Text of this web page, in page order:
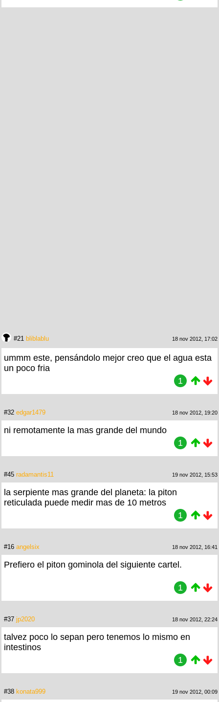
#21 bliblablu 18 nov 2012, 17:02
ummm este, pensándolo mejor creo que el agua esta
un poco fria
1
#32 edgar1479 18 nov 2012, 19:20
ni remotamente la mas grande del mundo
1
#45 radamantis11 19 nov 2012, 15:53
la serpiente mas grande del planeta: la piton
reticulada puede medir mas de 10 metros
1
#16 angelsix 18 nov 2012, 16:41
Prefiero el piton gominola del siguiente cartel.
1
#37 jp2020 18 nov 2012, 22:24
talvez poco lo sepan pero tenemos lo mismo en
intestinos
1
#38 konata999 19 nov 2012, 00:09